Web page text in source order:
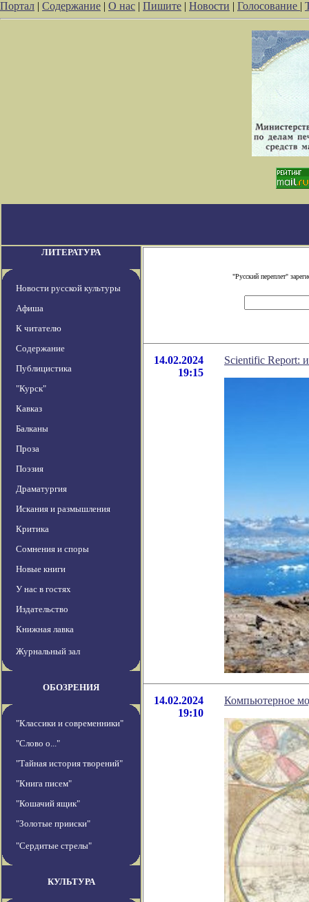
Портал | Содержание | О нас | Пишите | Новости | Голосование |
ЛИТЕРАТУРА
Новости русской культуры
Афиша
К читателю
Содержание
Публицистика
"Курск"
Кавказ
Балканы
Проза
Поэзия
Драматургия
Искания и размышления
Критика
Сомнения и споры
Новые книги
У нас в гостях
Издательство
Книжная лавка
Журнальный зал
ОБОЗРЕНИЯ
"Классики и современники"
"Слово о..."
"Тайная история творений"
"Книга писем"
"Кошачий ящик"
"Золотые прииски"
"Сердитые стрелы"
КУЛЬТУРА
"Русский переплет"
14.02.2024
19:15
Scientific Report:
14.02.2024
19:10
Компьютерное